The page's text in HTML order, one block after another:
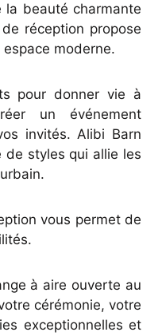
beauté charmante
réception propose
moderne.
pour donner vie à
un événement
invités. Alibi Barn
de styles qui allie les
vous permet de
à aire ouverte au
cérémonie, votre
exceptionnelles et